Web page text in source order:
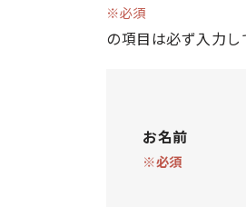
※必須
の項目は必ず入力し
お名前
※必須